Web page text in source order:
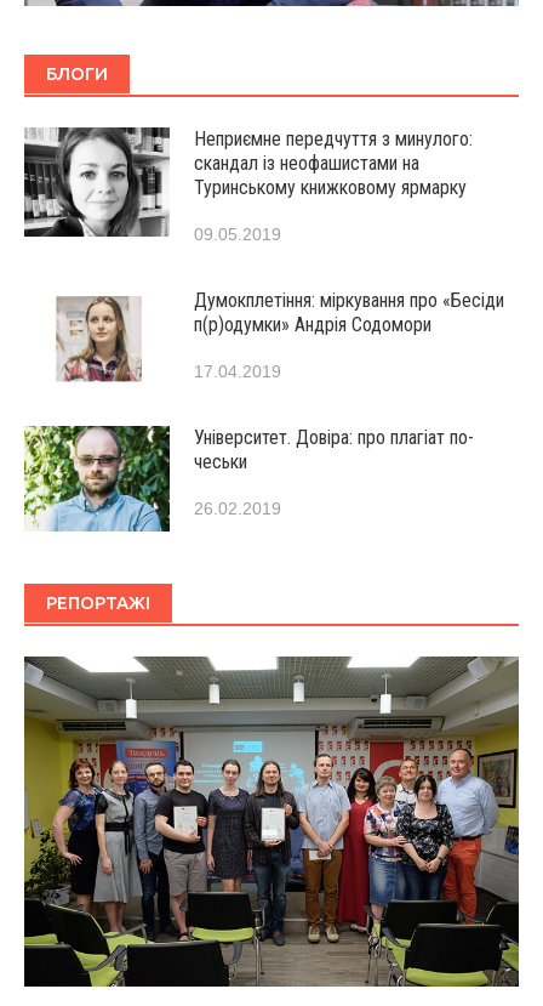
БЛОГИ
Неприємне передчуття з минулого:
скандал із неофашистами на
Туринському книжковому ярмарку
09.05.2019
Думокплетіння: міркування про «Бесіди
п(р)одумки» Андрія Содомори
17.04.2019
Університет. Довіра: про плагіат по-
чеськи
26.02.2019
РЕПОРТАЖІ